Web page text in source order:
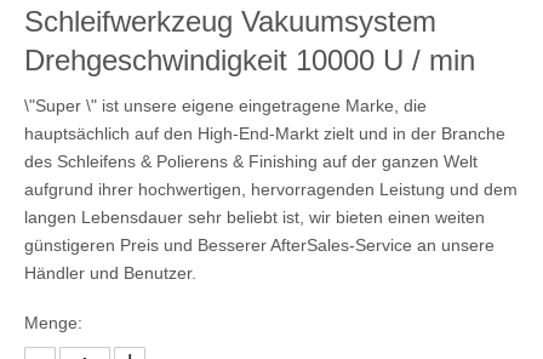
Schleifwerkzeug Vakuumsystem
Drehgeschwindigkeit 10000 U / min
\"Super \" ist unsere eigene eingetragene Marke, die
hauptsächlich auf den High-End-Markt zielt und in der Branche
des Schleifens & Polierens & Finishing auf der ganzen Welt
aufgrund ihrer hochwertigen, hervorragenden Leistung und dem
langen Lebensdauer sehr beliebt ist, wir bieten einen weiten
günstigeren Preis und Besserer AfterSales-Service an unsere
Händler und Benutzer.
Menge: